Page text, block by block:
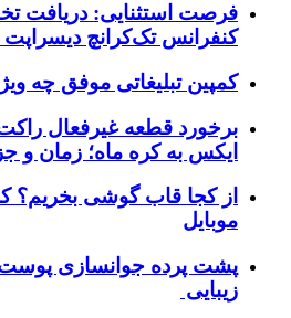
کنفرانس تک‌کرانچ دیسراپت ۲۰۲۶
کمپین تبلیغاتی موفق چه
ایکس به کره ماه؛ زمان و
از کجا قاب گوشی بخریم؟
موبایل
پشت پرده جوانسازی پوست
زیبایی